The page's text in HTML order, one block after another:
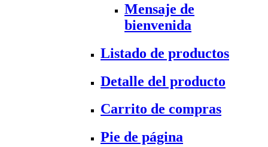
Mensaje de
bienvenida
Listado de productos
Detalle del producto
Carrito de compras
Pie de página